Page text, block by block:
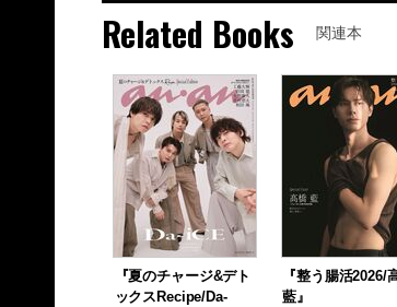
Related Books 関連本
『夏のチャージ&デト
ックスRecipe/Da-
『整う腸活2026/
藍』